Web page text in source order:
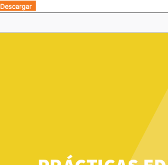
Descargar